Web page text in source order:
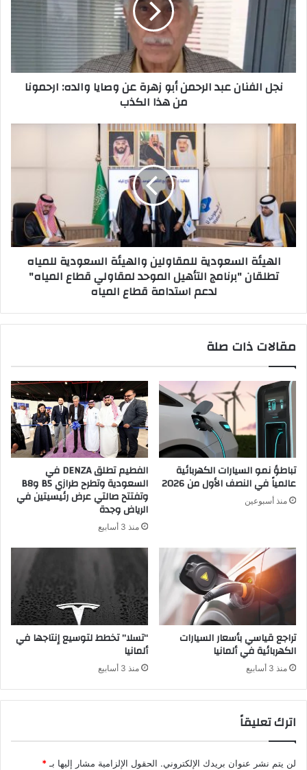
أبو
زهرة
عن
وصايا
والده:
ارحمونا
نجل الفنان عبد الرحمن أبو زهرة عن وصايا والده: ارحمونا
من هذا الكذب
للمقاولين
للمياه
تطلقان
"برنامج
التأهيل
الموحد
لمقاولي
لدعم
قطاع
الهيئة السعودية للمقاولين والهيئة السعودية للمياه
تطلقان "برنامج التأهيل الموحد لمقاولي قطاع المياه"
لدعم استدامة قطاع المياه
مقالات ذات صلة
تباطؤ نمو السيارات الكهربائية
عالمياً في النصف الأول من 2026
منذ أسبوعين
الفطيم تطلق DENZA في
السعودية وتطرح طرازي B5 وB8
وتفتتح صالتي عرض رئيسيتين في
الرياض وجدة
منذ 3 أسابيع
تراجع قياسي بأسعار السيارات
الكهربائية في ألمانيا
منذ 3 أسابيع
“تسلا” تخطط لتوسيع إنتاجها في
ألمانيا
منذ 3 أسابيع
اترك تعليقاً
لن يتم نشر عنوان بريدك الإلكتروني. الحقول الإلزامية مشار إليها بـ *